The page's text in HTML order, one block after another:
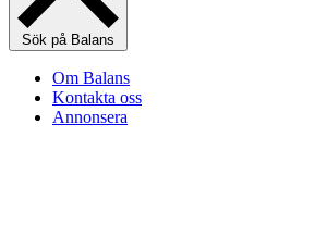
Sök på Balans
Om Balans
Kontakta oss
Annonsera